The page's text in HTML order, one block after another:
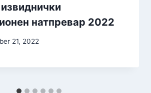
натпревар 2022
21, 2022